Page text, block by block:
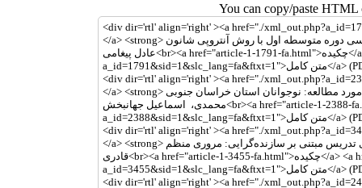
You can copy/paste HTML